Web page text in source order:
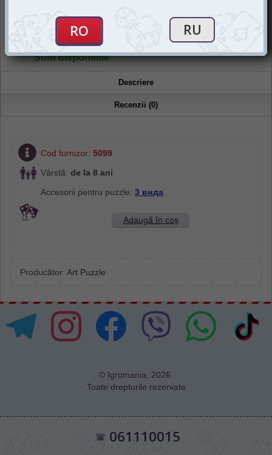
Sunt disponibile
Magazin "Igromania"
Sunt disponibile
Descriere
Recenzii (0)
Cod furnizor: 5099
Vârstă: de la 8 ani
Accesorii pentru puzzle: 3 вида
Adaugă în coș
Producător: Art Puzzle
© Igromania, 2026.
Toate drepturile rezervate
061110015